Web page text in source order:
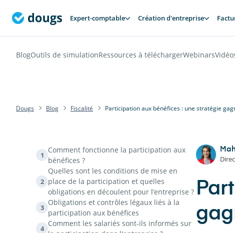
Expert-comptable Création d'entreprise
BlogOutils de simulationRessources à téléchargerWebinars
Dougs Blog Fiscalité Participation aux bénéfices : une stratégie
1
Comment fonctionne la participation aux
bénéfices ?
2
Quelles sont les conditions de mise en
place de la participation et quelles
obligations en découlent pour l’entreprise ?
3
Obligations et contrôles légaux liés à la
participation aux bénéfices
4
Comment les salariés sont-ils informés sur